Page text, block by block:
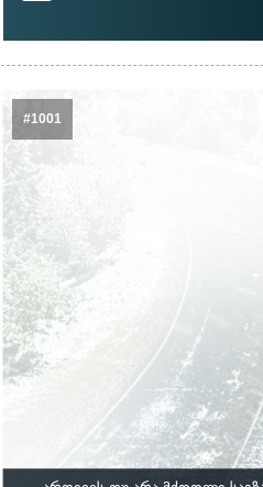
#1001